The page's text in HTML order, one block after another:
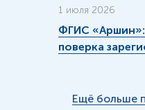
1 июля 2026
ФГИС «Аршин»:
поверка
Ещё больше